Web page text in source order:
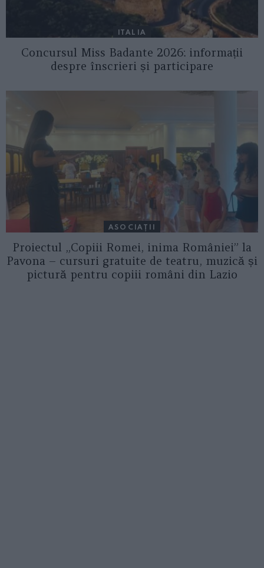
ITALIA
Concursul Miss Badante 2026: informații
despre înscrieri și participare
ASOCIAŢII
Proiectul „Copiii Romei, inima României” la
Pavona – cursuri gratuite de teatru, muzică și
pictură pentru copiii români din Lazio